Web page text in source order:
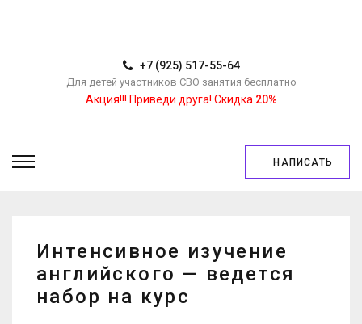
+7 (925) 517-55-64
Для детей участников СВО занятия бесплатно
Акция!!! Приведи друга! Скидка 20%
НАПИСАТЬ
Интенсивное изучение
английского — ведется
набор на курс